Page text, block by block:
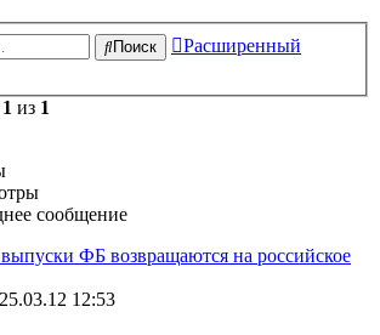
Поиск
Расширенный
1 из 1
сообщение
ФБ возвращаются на российское
12:53